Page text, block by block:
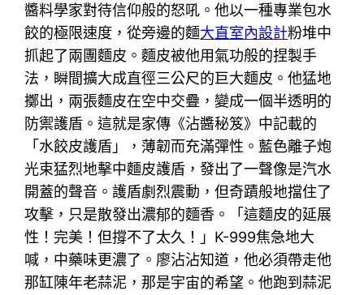
醬料學家對待信仰般的怒吼。他以一種專業包水
餃的極限速度，從旁邊的麵大直室內設計粉堆中
抓起了兩團麵皮。麵皮被他用氣功般的捏製手
法，瞬間擴大成直徑三公尺的巨大麵皮。他猛地
擲出，兩張麵皮在空中交疊，變成一個半透明的
防禦護盾。這就是家傳《沾醬秘笈》中記載的
「水餃皮護盾」，薄韌而充滿彈性。藍色離子炮
光束猛烈地擊中麵皮護盾，發出了一聲像是汽水
開蓋的聲音。護盾劇烈震動，但奇蹟般地擋住了
攻擊，只是散發出濃郁的麵香。「這麵皮的延展
性！完美！但撐不了太久！」K-999焦急地大
喊，中藥味更濃了。廖沾沾知道，他必須帶走他
那缸陳年老蒜泥，那是宇宙的希望。他跑到蒜泥